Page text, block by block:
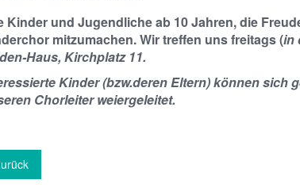
Kinder und Jugendliche ab 10 Jahren, die
mitzumachen. Wir treffen uns freitags (in
Haus, Kirchplatz 11.
Kinder (bzw.deren Eltern) können sich
Chorleiter weiergeleitet.